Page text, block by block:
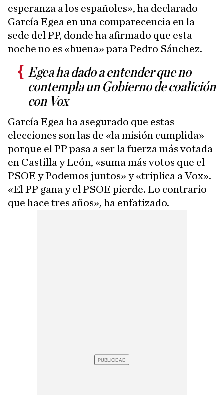
esperanza a los españoles», ha declarado
García Egea en una comparecencia en la
sede del PP, donde ha afirmado que esta
noche no es «buena» para Pedro Sánchez.
Egea ha dado a entender que no
contempla un Gobierno de coalición
con Vox
García Egea ha asegurado que estas
elecciones son las de «la misión cumplida»
porque el PP pasa a ser la fuerza más votada
en Castilla y León, «suma más votos que el
PSOE y Podemos juntos» y «triplica a Vox».
«El PP gana y el PSOE pierde. Lo contrario
que hace tres años», ha enfatizado.